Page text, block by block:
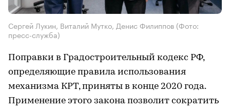
Сергей Лукин, Виталий Мутко, Денис Филиппов (Фото:
пресс-служба)
Поправки в Градостроительный кодекс РФ,
определяющие правила использования
механизма КРТ, приняты в конце 2020 года.
Применение этого закона позволит сократить